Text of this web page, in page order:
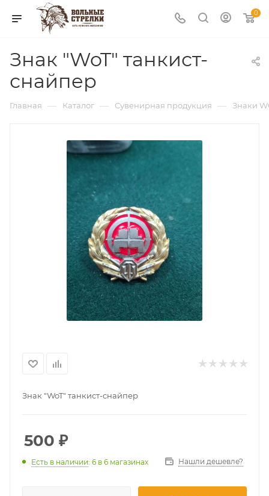
0
Знак "WoT" танкист-
снайпер
Главная — Каталог — Сувенирная продукция — Знаки
Знак "WoT" танкист-снайпер
500 ₽
Есть в наличии: 6 в 6 магазинах Нашли дешевле?